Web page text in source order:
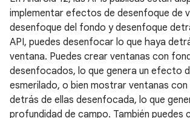
implementar efectos de desenfoque de
desenfoque del fondo y desenfoque
API, puedes desenfocar lo que haya
ventana. Puedes crear ventanas con
desenfocados, lo que genera un efecto
esmerilado, o bien mostrar ventanas
detrás de ellas desenfocada, lo que
profundidad de campo. También puedes